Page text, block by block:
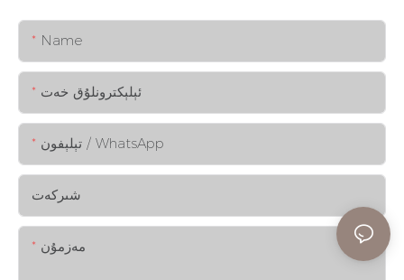
Name
ئېلېكترونلۇق خەت
تېلېفون / WhatsApp
شىركەت
مەزمۇن